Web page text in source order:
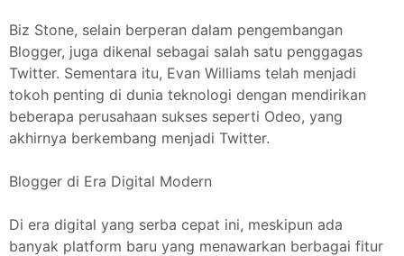
Biz Stone, selain berperan dalam pengembangan
Blogger, juga dikenal sebagai salah satu penggagas
Twitter. Sementara itu, Evan Williams telah menjadi
tokoh penting di dunia teknologi dengan mendirikan
beberapa perusahaan sukses seperti Odeo, yang
akhirnya berkembang menjadi Twitter.
Blogger di Era Digital Modern
Di era digital yang serba cepat ini, meskipun ada
banyak platform baru yang menawarkan berbagai fitur